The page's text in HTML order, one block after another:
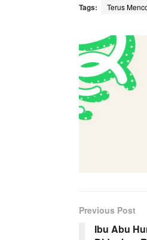
Tags: Terus
Previous Post
Ibu Abu